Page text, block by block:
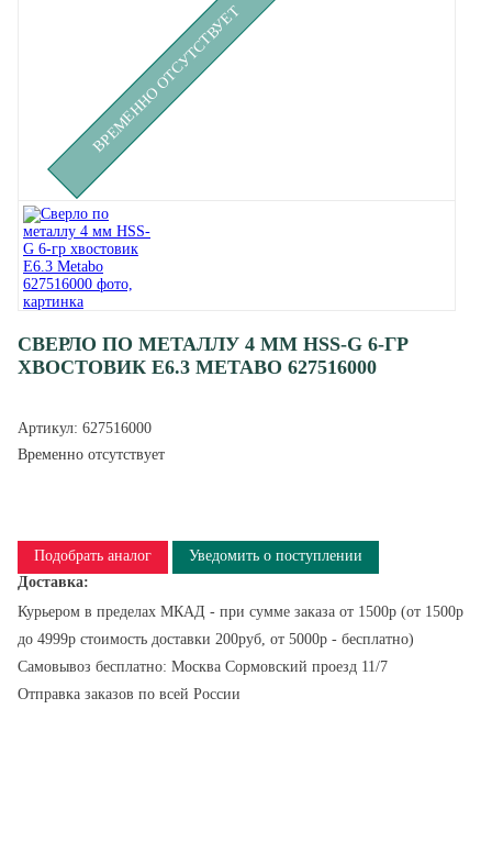
ВРЕМЕННО ОТСУТСТВУЕТ
СВЕРЛО ПО МЕТАЛЛУ 4 ММ HSS-G 6-ГР
ХВОСТОВИК Е6.3 METABO 627516000
Артикул: 627516000
Временно отсутствует
Подобрать аналог
Уведомить о поступлении
Доставка:
Курьером в пределах МКАД - при сумме заказа от 1500р (от 1500р
до 4999р стоимость доставки 200руб, от 5000р - бесплатно)
Самовывоз бесплатно: Москва Сормовский проезд 11/7
Отправка заказов по всей России